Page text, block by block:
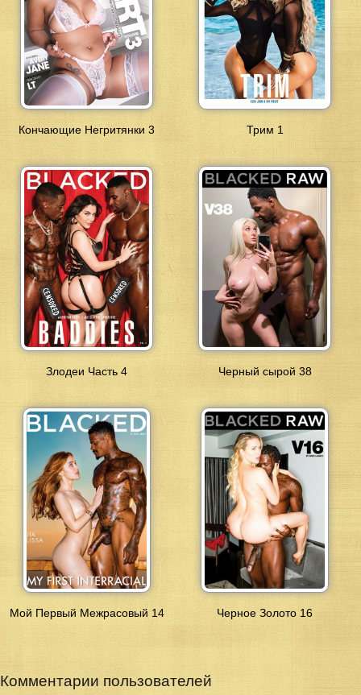
Кончающие Негритянки 3 Трим 1
Злодеи Часть 4 Черный сырой 38
Мой Первый Межрасовый 14 Черное Золото 16
Комментарии пользователей